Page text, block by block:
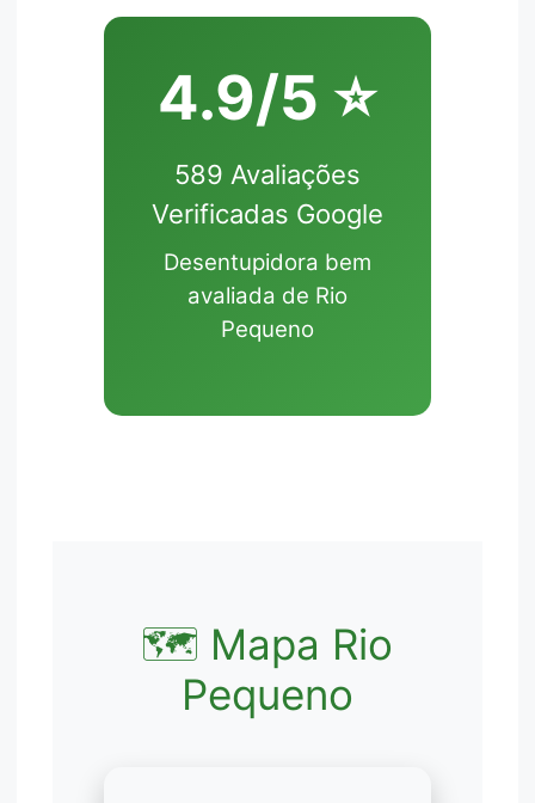
4.9/5 ⭐
589 Avaliações
Verificadas Google
Desentupidora bem
avaliada de Rio
Pequeno
🗺️ Mapa Rio
Pequeno